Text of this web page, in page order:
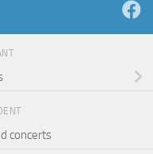
concerts